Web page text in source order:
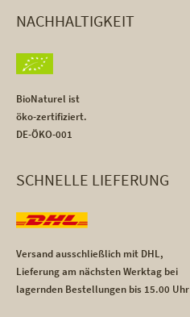
NACHHALTIGKEIT
BioNaturel ist
öko-zertifiziert.
DE-ÖKO-001
SCHNELLE LIEFERUNG
Versand ausschließlich mit DHL,
Lieferung am nächsten Werktag bei
lagernden Bestellungen bis 15.00 Uhr